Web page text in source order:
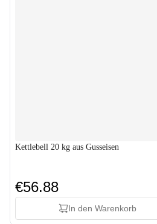
Kettlebell 20 kg aus Gusseisen
€56.88
In den Warenkorb